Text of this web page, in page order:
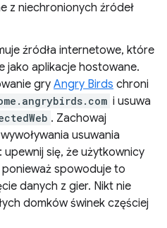
z niechronionych źródeł
źródła internetowe, które
jako aplikacje hostowane.
gryAngry Birds chroni
i usuwa
. Zachowaj
usuwania
się, że użytkownicy
spowoduje to
danych z gier. Nikt nie
domków świnek częściej